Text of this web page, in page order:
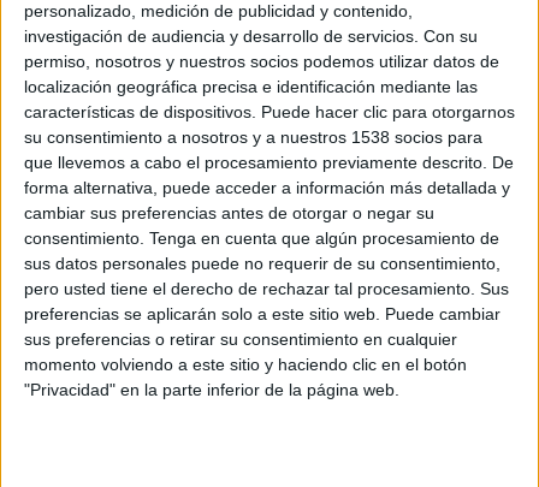
personalizado, medición de publicidad y contenido,
investigación de audiencia y desarrollo de servicios. Con su
permiso, nosotros y nuestros socios podemos utilizar datos de
localización geográfica precisa e identificación mediante las
características de dispositivos. Puede hacer clic para otorgarnos
su consentimiento a nosotros y a nuestros 1538 socios para
que llevemos a cabo el procesamiento previamente descrito. De
forma alternativa, puede acceder a información más detallada y
cambiar sus preferencias antes de otorgar o negar su
consentimiento. Tenga en cuenta que algún procesamiento de
sus datos personales puede no requerir de su consentimiento,
pero usted tiene el derecho de rechazar tal procesamiento. Sus
preferencias se aplicarán solo a este sitio web. Puede cambiar
sus preferencias o retirar su consentimiento en cualquier
momento volviendo a este sitio y haciendo clic en el botón
"Privacidad" en la parte inferior de la página web.
Aldi Nord España, empresa propietaria de los
supermercados Aldi, ha elegido a DDB España
para que se encargue de la cuenta creativa de la
marca en España a partir de ahora, labor que
estos últimos años ha desempeñado McCann
Spain (IPG Group) desde su oficina de Barcelona.
La elección se ha llevado a cabo tras desarrollar
un concurso con varias agencias de Barcelona.
En esta nueva etapa DDB Spain será la
responsable de desarrollar la comunicación de la
marca en todos sus puntos de contacto. La
agencia contará con un equipo integrado que se
ocupará de la generación de campañas y
contenidos online y offline, redes sociales, web,